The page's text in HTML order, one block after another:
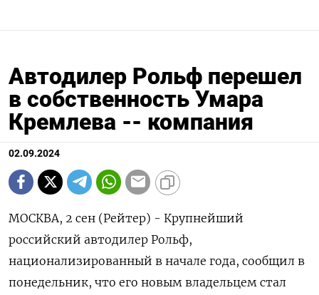
Автодилер Рольф перешел
в собственность Умара
Кремлева -- компания
02.09.2024
МОСКВА, 2 сен (Рейтер) - Крупнейший
российский автодилер Рольф,
национализированный в начале года, сообщил в
понедельник, что его новым владельцем стал